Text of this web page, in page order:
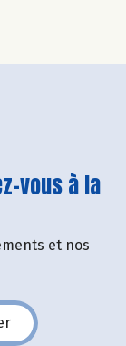
vous à la
et nos